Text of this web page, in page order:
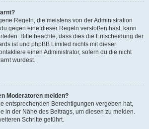
Regeln, die meistens von der Administration
gegen eine dieser Regeln verstoßen hast, kann
Bitte beachte, dass dies die Entscheidung der
ist und phpBB Limited nichts mit dieser
einen Administrator, sofern du die nicht
wurdest.
Moderatoren melden?
entsprechenden Berechtigungen vergeben hat,
in der Nähe des Beitrags, um diesen zu melden.
Schritte geführt.